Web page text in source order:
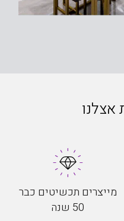
אצלנו
מייצרים תכשיטים כבר
50 שנה